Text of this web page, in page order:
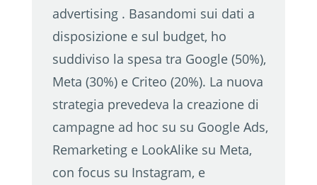
advertising . Basandomi sui dati a
disposizione e sul budget, ho
suddiviso la spesa tra Google (50%),
Meta (30%) e Criteo (20%). La nuova
strategia prevedeva la creazione di
campagne ad hoc su su Google Ads,
Remarketing e LookAlike su Meta,
con focus su Instagram, e